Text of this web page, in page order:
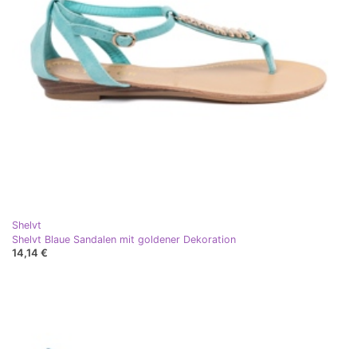
Shelvt
Shelvt Blaue Sandalen mit goldener Dekoration
14,14 €